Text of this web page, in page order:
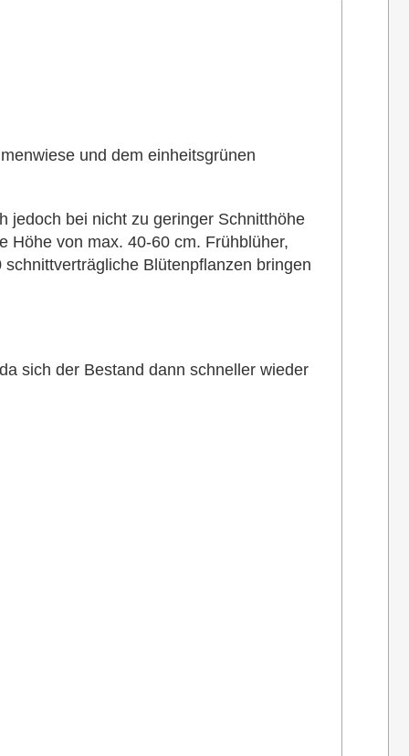
und dem einheitsgrünen
jedoch bei nicht zu geringer Schnitthöhe
Höhe von max. 40-60 cm. Frühblüher,
schnittverträgliche Blütenpflanzen bringen
sich der Bestand dann schneller wieder